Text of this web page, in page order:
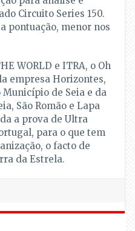
Circuito Series 150.
pontuação, menor nos
WORLD e ITRA, o Oh
empresa Horizontes,
de Seia e da
São Romão e Lapa
a prova de Ultra
para o que tem
o facto de
da Estrela.